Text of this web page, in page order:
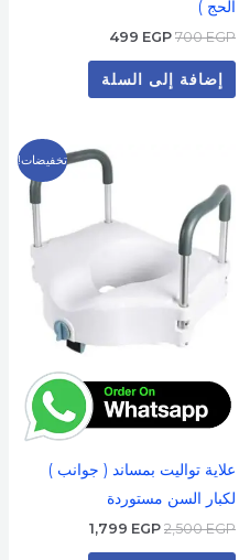
الحج )
700EGP
499 EGP
إضافة إلى السلة
تخفيضات!
علاية تواليت بمساند ( جوانب )
لكبار السن مستوردة
2,500EGP
1,799 EGP
السعر
الحالي